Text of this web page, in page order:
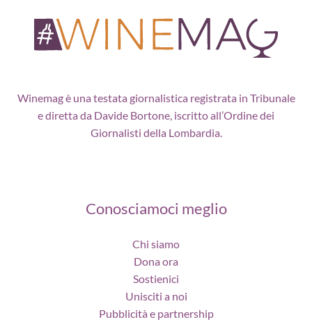
Winemag è una testata giornalistica registrata in Tribunale
e diretta da Davide Bortone, iscritto all’Ordine dei
Giornalisti della Lombardia.
Conosciamoci meglio
Chi siamo
Dona ora
Sostienici
Unisciti a noi
Pubblicità e partnership